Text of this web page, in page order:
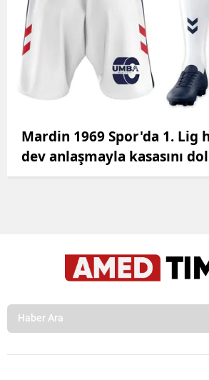
Mardin 1969 Spor'da 1. Lig
dev anlaşmayla kasasını